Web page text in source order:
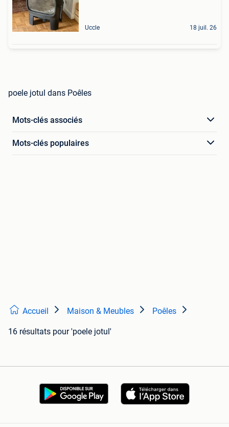
Uccle 18 juil. 26
poele jotul dans Poêles
Mots-clés associés
Mots-clés populaires
Accueil Maison & Meubles Poêles
16 résultats pour 'poele jotul'